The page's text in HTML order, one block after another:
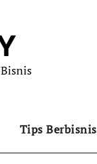
Tips Berbisnis